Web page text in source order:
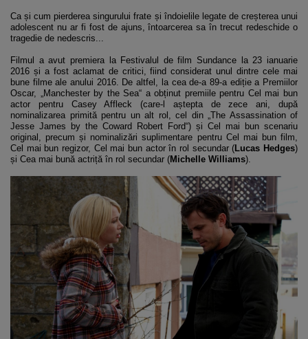
Ca și cum pierderea singurului frate și îndoielile legate de creșterea unui
adolescent nu ar fi fost de ajuns, întoarcerea sa în trecut redeschide o
tragedie de nedescris...
Filmul a avut premiera la Festivalul de film Sundance la 23 ianuarie
2016 și a fost aclamat de critici, fiind considerat unul dintre cele mai
bune filme ale anului 2016. De altfel, la cea de-a 89-a ediție a Premiilor
Oscar, „Manchester by the Sea“ a obținut premiile pentru Cel mai bun
actor pentru Casey Affleck (care-l aștepta de zece ani, după
nominalizarea primită pentru un alt rol, cel din „The Assassination of
Jesse James by the Coward Robert Ford“) și Cel mai bun scenariu
original, precum și nominalizări suplimentare pentru Cel mai bun film,
Cel mai bun regizor, Cel mai bun actor în rol secundar (Lucas Hedges)
și Cea mai bună actriță în rol secundar (Michelle Williams).